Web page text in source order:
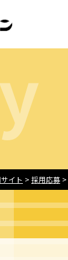
y
イト > 採用応募 >